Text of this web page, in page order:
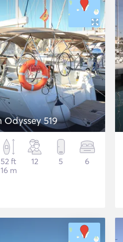
Odyssey 519
52 ft
16 m
12 5 6